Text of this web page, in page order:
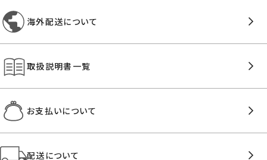
海外配送について
取扱説明書一覧
お支払いについて
配送について